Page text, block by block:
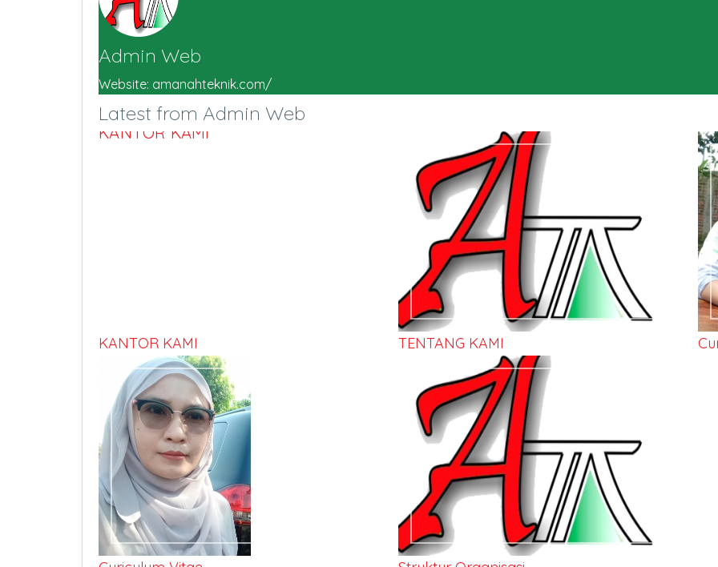
Admin Web
Website: amanahteknik.com/
Latest from Admin Web
KANTOR KAMI TENTANG KAMI